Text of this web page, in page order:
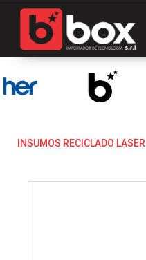
INSUMOS RECICLADO LASER